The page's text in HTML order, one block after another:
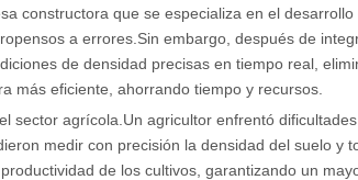
constructora que se especializa en el
a errores.Sin embargo, después de
de densidad precisas en tiempo real,
más eficiente, ahorrando tiempo y recursos.
sector agrícola.Un agricultor enfrentó
medir con precisión la densidad del suelo
de los cultivos, garantizando un